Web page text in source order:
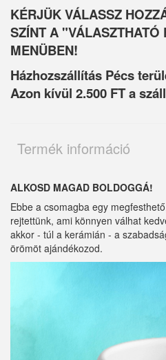
KÉRJÜK VÁLASSZ
SZÍNT A "VÁLASZTHATÓ
MENÜBEN!
Házhozszállítás Pécs
Azon kívül 2.500 FT a
Termék információ
ALKOSD MAGAD BOLDOGGÁ!
Ebbe a csomagba egy
rejtettünk, ami könnyen válhat
akkor - túl a kerámián - a
örömöt ajándékozod.